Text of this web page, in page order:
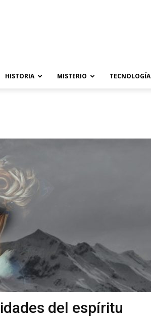
HISTORIA MISTERIO TECNOLOGÍA
del espíritu